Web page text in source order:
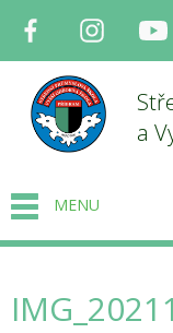
Facebook Instagram
a
MENU